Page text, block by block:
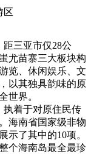
区
三亚市仅28公
尤苗寨三大板块构
览、休闲娱乐、文
以其独具韵味的原
世界。
执着于对原住民传
海南省国家级非物
示了其中的10项。
个海南岛最全最珍